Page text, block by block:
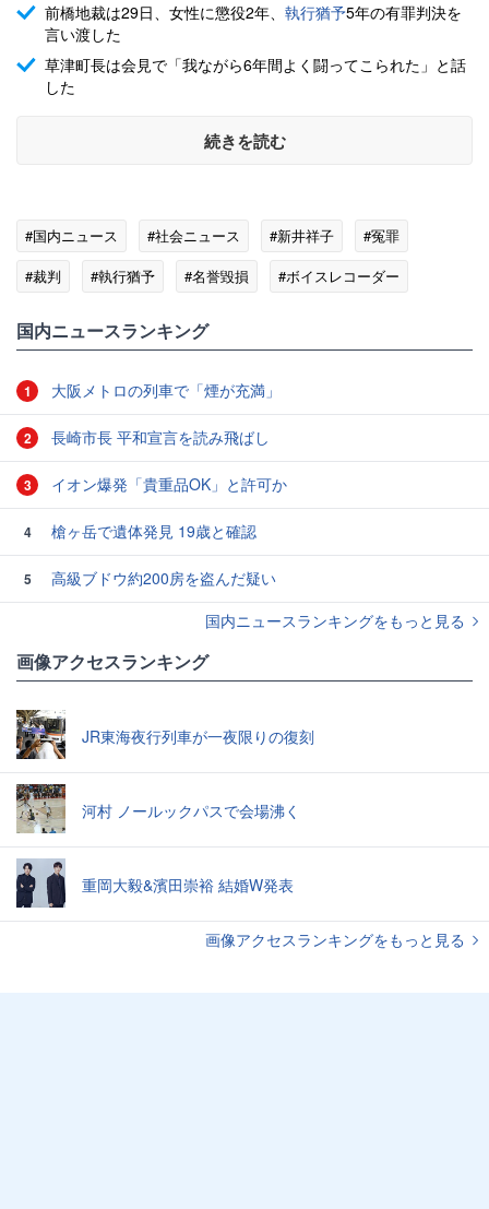
前橋地裁は29日、女性に懲役2年、 執行猶予5年の有罪判決を
言い渡した
草津町長は会見で「我ながら6年間よく闘ってこられた」と話
した
続きを読む
#国内ニュース #社会ニュース #新井祥子
#冤罪
#裁判
#執行猶予 #名誉毀損
#ボイスレコーダー
国内ニュースランキング
1 大阪メトロの列車で「煙が充満」
2 長崎市長 平和宣言を読み飛ばし
3 イオン爆発「貴重品OK」と許可か
4 槍ヶ岳で遺体発見 19歳と確認
5
高級ブドウ約200房を盗んだ疑い
国内ニュースランキングをもっと見る
画像アクセスランキング
JR東海夜行列車が一夜限りの復刻
河村 ノールックパスで会場沸く
重岡大毅&濱田崇裕 結婚W発表
画像アクセスランキングをもっと見る